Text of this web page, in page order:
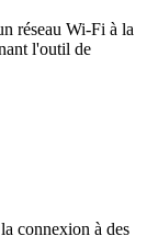
réseau Wi-Fi à la
l'outil de
connexion à des